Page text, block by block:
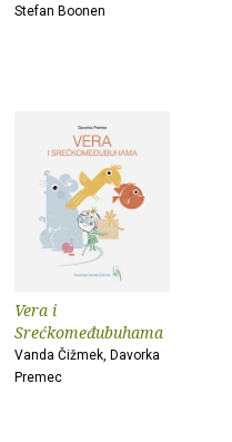
Stefan Boonen
Vera i
Srećkomeđubuhama
Vanda Čižmek, Davorka
Premec